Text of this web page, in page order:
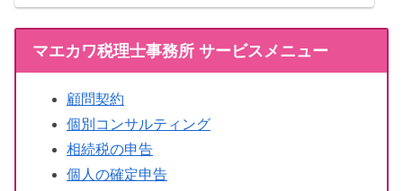
マエカワ税理士事務所 サービスメニュー
顧問契約
個別コンサルティング
相続税の申告
個人の確定申告